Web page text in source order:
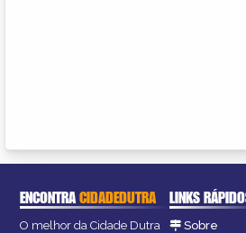
ENCONTRACIDADEDUTRA
O melhor da Cidade Dutra
LINKS
Sobre